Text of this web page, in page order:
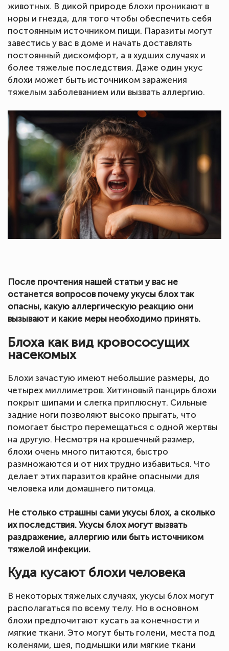
животных. В дикой природе блохи проникают в
норы и гнезда, для того чтобы обеспечить себя
постоянным источником пищи. Паразиты могут
завестись у вас в доме и начать доставлять
постоянный дискомфорт, а в худших случаях и
более тяжелые последствия. Даже один укус
блохи может быть источником заражения
тяжелым заболеванием или вызвать аллергию.
После прочтения нашей статьи у вас не
останется вопросов почему укусы блох так
опасны, какую аллергическую реакцию они
вызывают и какие меры необходимо принять.
Блоха как вид кровососущих
насекомых
Блохи зачастую имеют небольшие размеры, до
четырех миллиметров. Хитиновый панцирь блохи
покрыт шипами и слегка приплюснут. Сильные
задние ноги позволяют высоко прыгать, что
помогает быстро перемещаться с одной жертвы
на другую. Несмотря на крошечный размер,
блохи очень много питаются, быстро
размножаются и от них трудно избавиться. Что
делает этих паразитов крайне опасными для
человека или домашнего питомца.
Не столько страшны сами укусы блох, а сколько
их последствия. Укусы блох могут вызвать
раздражение, аллергию или быть источником
тяжелой инфекции.
Куда кусают блохи человека
В некоторых тяжелых случаях, укусы блох могут
располагаться по всему телу. Но в основном
блохи предпочитают кусать за конечности и
мягкие ткани. Это могут быть голени, места под
коленями, шея, подмышки или мягкие ткани